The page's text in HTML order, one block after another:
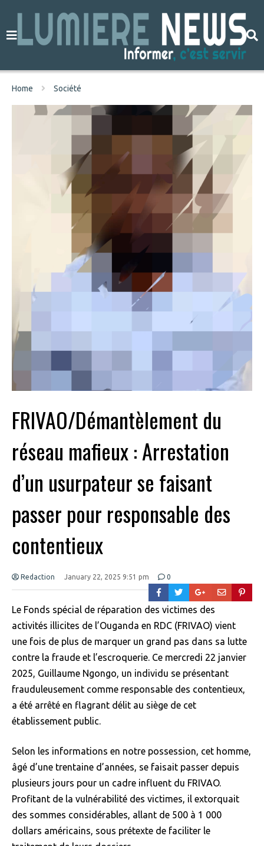
Home Société
FRIVAO/Démantèlement du
réseau mafieux : Arrestation
d’un usurpateur se faisant
passer pour responsable des
contentieux
Redaction January 22, 2025 9:51 pm 0
Le Fonds spécial de réparation des victimes des
activités illicites de l’Ouganda en RDC (FRIVAO) vient
une fois de plus de marquer un grand pas dans sa lutte
contre la fraude et l’escroquerie. Ce mercredi 22 janvier
2025, Guillaume Ngongo, un individu se présentant
frauduleusement comme responsable des contentieux,
a été arrêté en flagrant délit au siège de cet
établissement public.
Selon les informations en notre possession, cet homme,
âgé d’une trentaine d’années, se faisait passer depuis
plusieurs jours pour un cadre influent du FRIVAO.
Profitant de la vulnérabilité des victimes, il extorquait
des sommes considérables, allant de 500 à 1 000
dollars américains, sous prétexte de faciliter le